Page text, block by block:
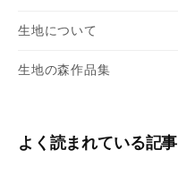
生地について
生地の森作品集
よく読まれている記事